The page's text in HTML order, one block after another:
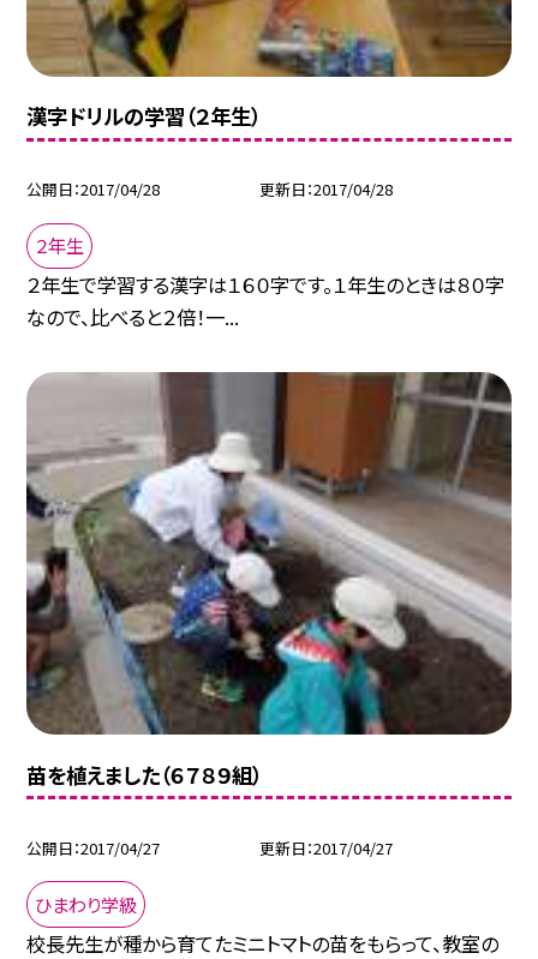
漢字ドリルの学習（２年生）
公開日 2017/04/28 更新日 2017/04/28
２年生
２年生で学習する漢字は１６０字です。１年生のときは８０字
なので、比べると２倍！一...
苗を植えました（６７８９組）
公開日 2017/04/27 更新日 2017/04/27
ひまわり学級
校長先生が種から育てたミニトマトの苗をもらって、教室の